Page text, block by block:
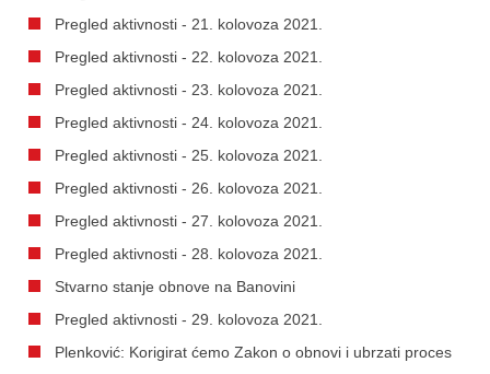
Pregled aktivnosti - 21. kolovoza 2021.
Pregled aktivnosti - 22. kolovoza 2021.
Pregled aktivnosti - 23. kolovoza 2021.
Pregled aktivnosti - 24. kolovoza 2021.
Pregled aktivnosti - 25. kolovoza 2021.
Pregled aktivnosti - 26. kolovoza 2021.
Pregled aktivnosti - 27. kolovoza 2021.
Pregled aktivnosti - 28. kolovoza 2021.
Stvarno stanje obnove na Banovini
Pregled aktivnosti - 29. kolovoza 2021.
Plenković: Korigirat ćemo Zakon o obnovi i ubrzati proces